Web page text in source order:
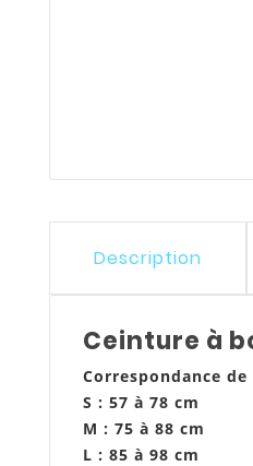
Description
Ceinture à
Correspondance
S : 57 à 78 cm
M : 75 à 88 cm
L : 85 à 98 cm